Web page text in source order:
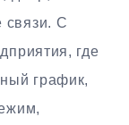
связи. С
где
график,